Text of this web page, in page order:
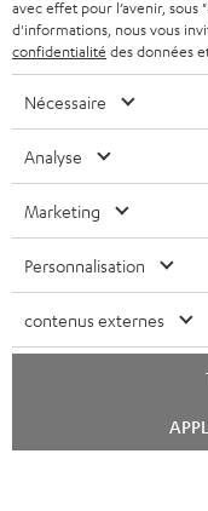
avec effet pour l’avenir, sous
d'informations, nous vous
confidentialité des données
Nécessaire
Analyse
Marketing
Personnalisation
contenus externes